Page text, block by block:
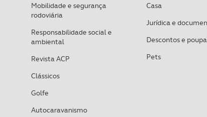
Mobilidade e segurança
rodoviária
Responsabilidade social e
ambiental
Revista ACP
Clássicos
Golfe
Autocaravanismo
Casa
Jurídica e
Descontos e
Pets